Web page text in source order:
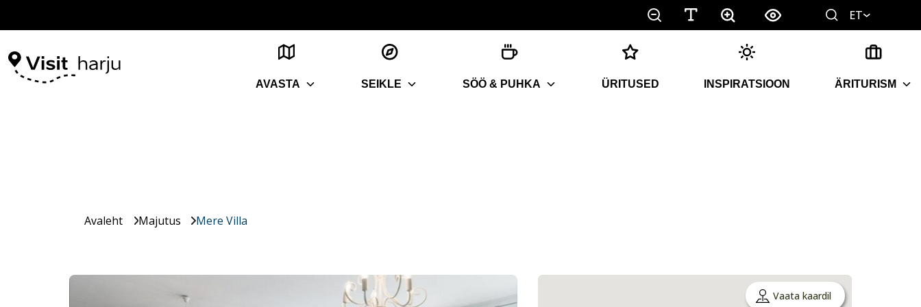
ET
AVASTA SEIKLE SÖÖ & PUHKA ÜRITUSED INSPIRATSIOON ÄRITURISM
Avaleht Majutus Mere Villa
Vaata kaardil